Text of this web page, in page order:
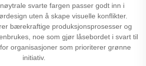
svarte fargen passer godt inn i
uten å skape visuelle konflikter.
bærekraftige produksjonsprosesser og
noe som gjør låsebordet i svart til
organisasjoner som prioriterer grønne
initiativ.